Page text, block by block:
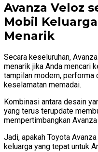
Avanza Veloz
Mobil
Menarik
Secara keseluruhan,
menarik jika Anda mencari
tampilan modern, performa
keselamatan memadai.
Kombinasi antara desain
yang terus terupdate
mempertimbangkan
Jadi, apakah Toyota
keluarga yang tepat untuk